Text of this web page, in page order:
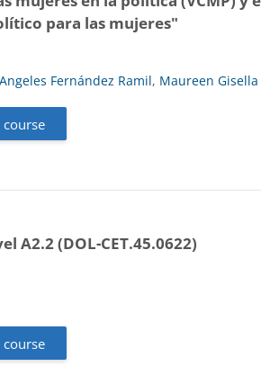
para las mujeres"
Fernández Ramil, Maureen Gisella
A2.2 (DOL-CET.45.0622)